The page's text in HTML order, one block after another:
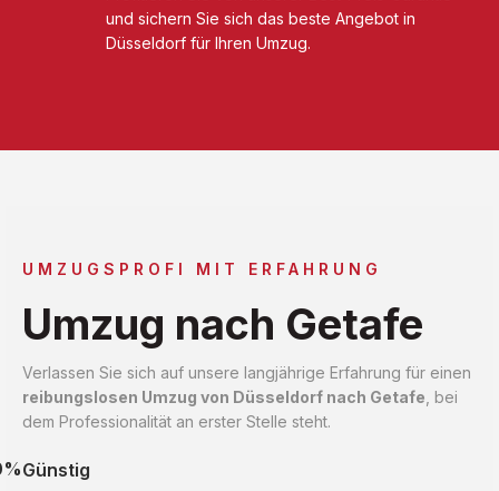
und sichern Sie sich das beste Angebot in
Düsseldorf für Ihren Umzug.
UMZUGSPROFI MIT ERFAHRUNG
Umzug nach Getafe
Verlassen Sie sich auf unsere langjährige Erfahrung für einen
reibungslosen Umzug von Düsseldorf nach Getafe , bei
dem Professionalität an erster Stelle steht.
Günstig